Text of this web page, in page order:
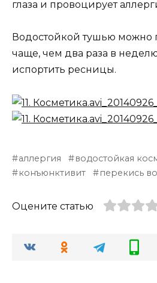
глаза и провоцирует
Водостойкой тушью можно
чаще, чем два раза в
испортить ресницы.
аллергия водостойкая
конъюнктивит
перекись
Оцените статью